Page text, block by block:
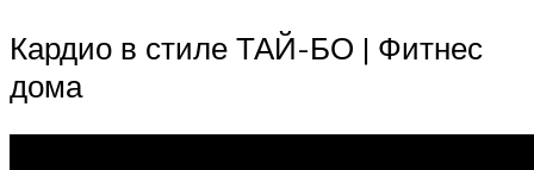
Кардио в стиле ТАЙ-БО | Фитнес
дома